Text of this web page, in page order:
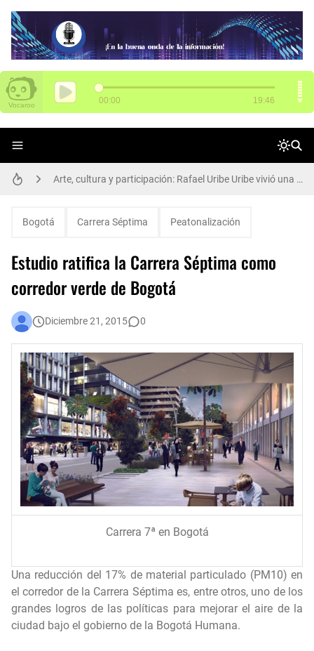
SENA tiene 3.000 vacantes para Funza
Arte, cultura y participación: Rafael Uribe Uribe vivió una gran jornada de Presupuestos Participativos
El poder del aprendizaje SENA brilla en Chile: 14 medallas en WorldSkills Américas
Bogotá corrió unida: 43 mil corredores convirtieron la Media Maratón en una fiesta del deporte y la salud
Bogotá Carrera Séptima Peatonalización
Estudio ratifica la Carrera Séptima como
corredor verde de Bogotá
Diciembre 21, 2015 0
Carrera 7ª en Bogotá
Una reducción del 17% de material particulado (PM10) en
el corredor de la Carrera Séptima es, entre otros, uno de los
grandes logros de las políticas para mejorar el aire de la
ciudad bajo el gobierno de la Bogotá Humana.